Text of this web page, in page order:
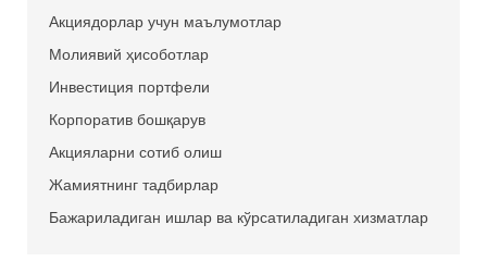
Акциядорлар учун маълумотлар
Молиявий ҳисоботлар
Инвестиция портфели
Корпоратив бошқарув
Акцияларни сотиб олиш
Жамиятнинг тадбирлар
Бажариладиган ишлар ва кўрсатиладиган хизматлар